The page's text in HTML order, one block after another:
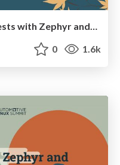
Challenging Hardware Contests with Zephyr and Lessons Learned
0 1.6k